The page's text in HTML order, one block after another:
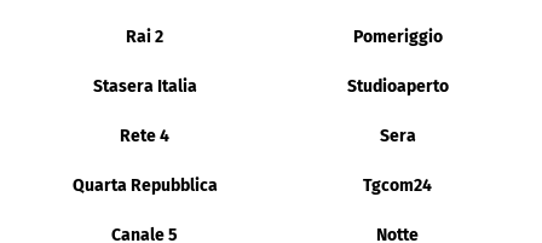
Rai 2 Pomeriggio
Stasera Italia Studioaperto
Rete 4 Sera
Quarta Repubblica Tgcom24
Canale 5 Notte